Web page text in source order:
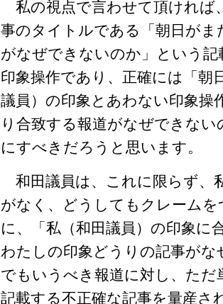
私の視点で言わせて頂ければ
事のタイトルである「朝日がま
がなぜできないのか」という記
印象操作であり、正確には「朝
議員）の印象とあわない印象操
り合致する報道がなぜできな
にすべきだろうと思います。
和田議員は、これに限らず、
がなく、どうしてもクレーム
に、「私（和田議員）の印象に
わたしの印象どうりの記事が
でもいうべき報道に対し、ただ
記載する不正確な記事を量産さ